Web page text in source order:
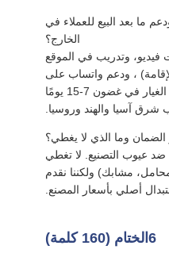
ما بعد البيع للعملاء في
الخارج؟
فيديو، وتدريب في الموقع
، ودعم واتساب على
مدار الساعة. يتم شحن قطع الغيار في غضون 7-15 يومًا
شرق آسيا والهند وروسيا.
عيوب التصنيع. لا تغطي
مشابك) ولكننا نقدم
أصلي بأسعار المصنع.
6الختام (160 كلمة)